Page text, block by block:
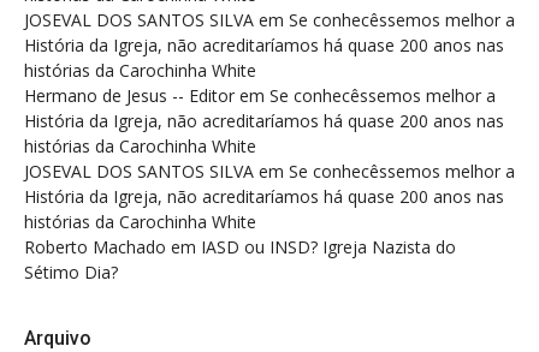
JOSEVAL DOS SANTOS SILVA em Se conhecêssemos melhor a
História da Igreja, não acreditaríamos há quase 200 anos nas
histórias da Carochinha White
Hermano de Jesus -- Editor em Se conhecêssemos melhor a
História da Igreja, não acreditaríamos há quase 200 anos nas
histórias da Carochinha White
JOSEVAL DOS SANTOS SILVA em Se conhecêssemos melhor a
História da Igreja, não acreditaríamos há quase 200 anos nas
histórias da Carochinha White
Roberto Machado em IASD ou INSD? Igreja Nazista do
Sétimo Dia?
Arquivo